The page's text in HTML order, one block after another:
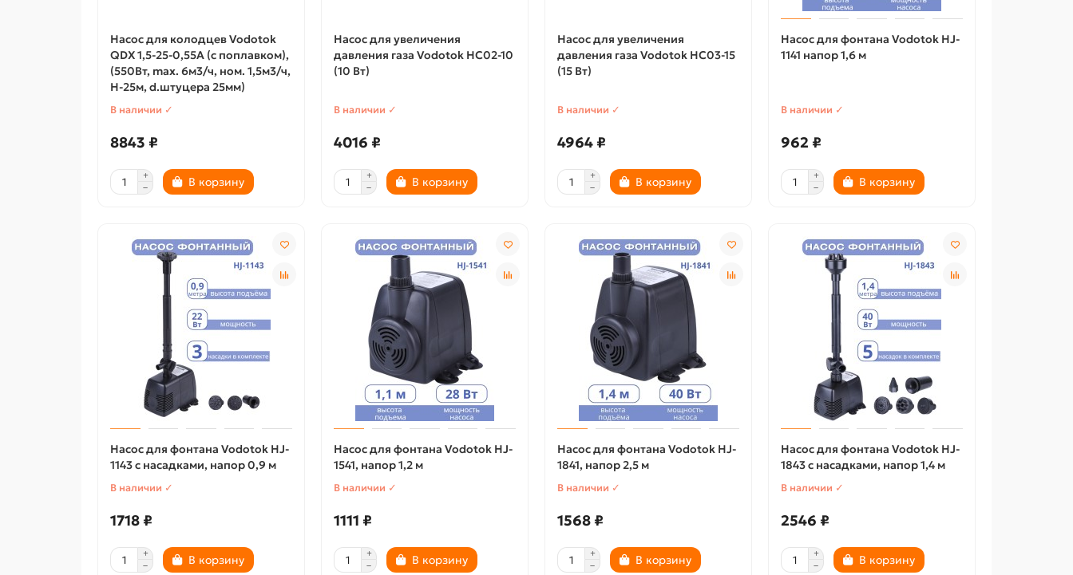
Насос для колодцев Vodotok
QDX 1,5-25-0,55А (с поплавком),
(550Вт, max. 6м3/ч, ном. 1,5м3/ч,
Н-25м, d.штуцера 25мм)
В наличии ✓
8843 ₽
В корзину
Насос для увеличения
давления газа Vodotok HC02-10
(10 Вт)
В наличии ✓
4016 ₽
В корзину
Насос для увеличения
давления газа Vodotok HC03-15
(15 Вт)
В наличии ✓
4964 ₽
В корзину
Насос для фонтана Vodotok HJ-
1141 напор 1,6 м
В наличии ✓
962 ₽
В корзину
Насос для фонтана Vodotok HJ-
1143 с насадками, напор 0,9 м
В наличии ✓
1718 ₽
В корзину
Насос для фонтана Vodotok HJ-
1541, напор 1,2 м
В наличии ✓
1111 ₽
В корзину
Насос для фонтана Vodotok HJ-
1841, напор 2,5 м
В наличии ✓
1568 ₽
В корзину
Насос для фонтана Vodotok HJ-
1843 с насадками, напор 1,4 м
В наличии ✓
2546 ₽
В корзину